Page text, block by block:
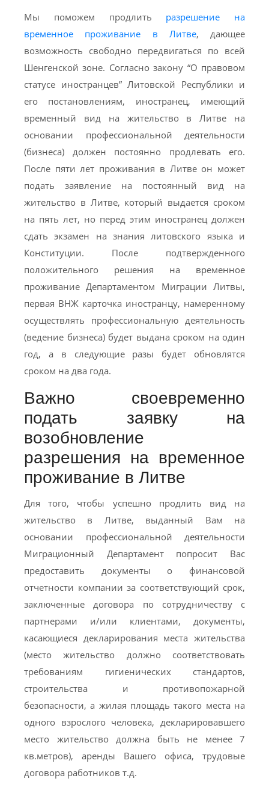
Мы поможем продлить разрешение на
временное проживание в Литве, дающее
возможность свободно передвигаться по всей
Шенгенской зоне. Согласно закону “О правовом
статусе иностранцев” Литовской Республики и
его постановлениям, иностранец, имеющий
временный вид на жительство в Литве на
основании профессиональной деятельности
(бизнеса) должен постоянно продлевать его.
После пяти лет проживания в Литве он может
подать заявление на постоянный вид на
жительство в Литве, который выдается сроком
на пять лет, но перед этим иностранец должен
сдать экзамен на знания литовского языка и
Конституции. После подтвержденного
положительного решения на временное
проживание Департаментом Миграции Литвы,
первая ВНЖ карточка иностранцу, намеренному
осуществлять профессиональную деятельность
(ведение бизнеса) будет выдана сроком на один
год, а в следующие разы будет обновлятся
сроком на два года.
Важно своевременно
подать заявку на
возобновление
разрешения на временное
проживание в Литве
Для того, чтобы успешно продлить вид на
жительство в Литве, выданный Вам на
основании профессиональной деятельности
Миграционный Департамент попросит Вас
предоставить документы о финансовой
отчетности компании за соответствующий срок,
заключенные договора по сотрудничеству с
партнерами и/или клиентами, документы,
касающиеся декларирования места жительства
(место жительство должно соответствовать
требованиям гигиенических стандартов,
строительства и противопожарной
безопасности, а жилая площадь такого места на
одного взрослого человека, декларировавшего
место жительство должна быть не менее 7
кв.метров), аренды Вашего офиса, трудовые
договора работников т.д.